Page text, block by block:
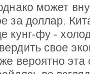
может
за доллар.
кунг-фу -
свое
вероятно эта